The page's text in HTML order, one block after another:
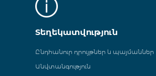
Տեղեկատվություն
Ընդհանուր դրույթներ և պայմաններ
Անվտանգություն